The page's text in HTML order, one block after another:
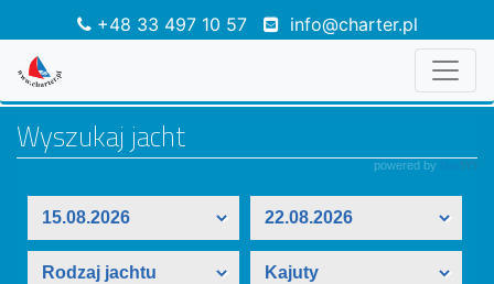
+48 33 497 10 57 info@charter.pl